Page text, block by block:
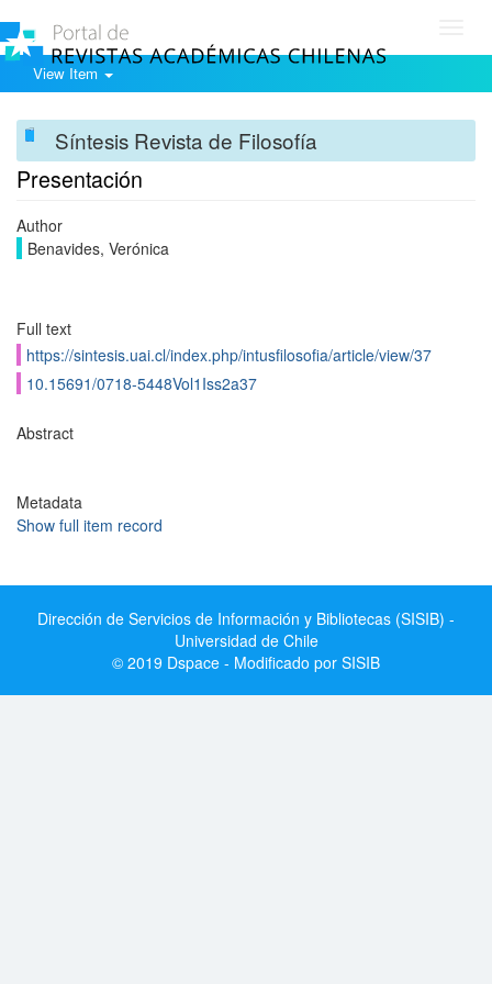
View Item
Síntesis Revista de Filosofía
Presentación
Author
Benavides, Verónica
Full text
https://sintesis.uai.cl/index.php/intusfilosofia/article/view/37
10.15691/0718-5448Vol1Iss2a37
Abstract
Metadata
Show full item record
Dirección de Servicios de Información y Bibliotecas (SISIB) -
Universidad de Chile
© 2019 Dspace - Modificado por SISIB